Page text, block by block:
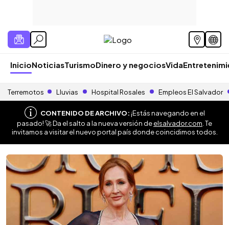
InicioNoticiasTurismoDinero y negociosVida
Terremotos Lluvias Hospital Rosales Empleos El Salvador
CONTENIDO DE ARCHIVO:¡Estás navegando en el
pasado! 🚀 Da el salto a la nueva versión deelsalvador.com . Te
invitamos a visitar el nuevo portal país donde coincidimos todos.